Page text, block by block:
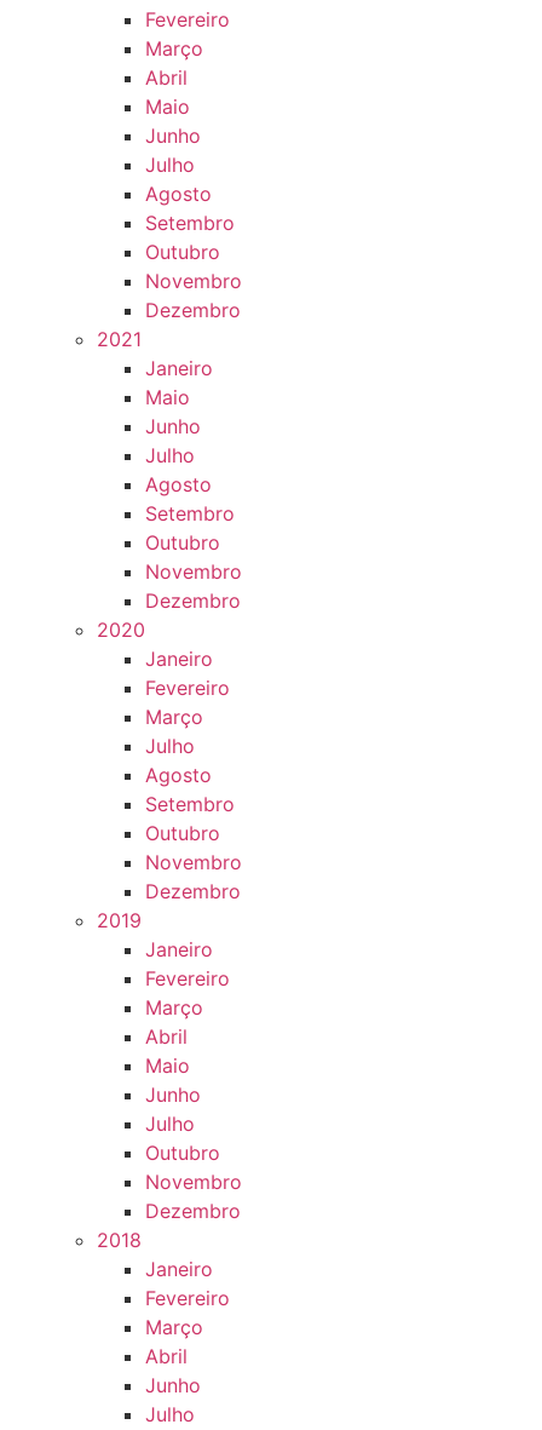
Fevereiro
Março
Abril
Maio
Junho
Julho
Agosto
Setembro
Outubro
Novembro
Dezembro
2021
Janeiro
Maio
Junho
Julho
Agosto
Setembro
Outubro
Novembro
Dezembro
2020
Janeiro
Fevereiro
Março
Julho
Agosto
Setembro
Outubro
Novembro
Dezembro
2019
Janeiro
Fevereiro
Março
Abril
Maio
Junho
Julho
Outubro
Novembro
Dezembro
2018
Janeiro
Fevereiro
Março
Abril
Junho
Julho